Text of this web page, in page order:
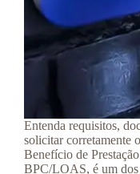
Entenda requisitos,
solicitar corretamente
Benefício de
BPC/LOAS, é um dos